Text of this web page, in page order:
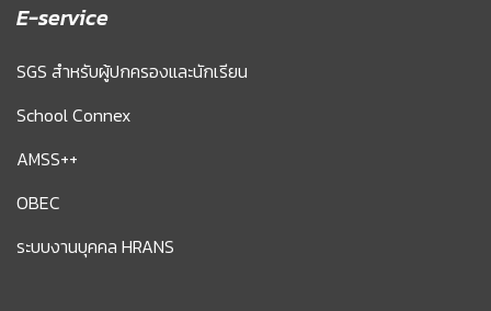
E-service
SGS สำหรับผู้ปกครองและนักเรียน
School Connex
AMSS++
OBEC
ระบบงานบุคคล HRANS